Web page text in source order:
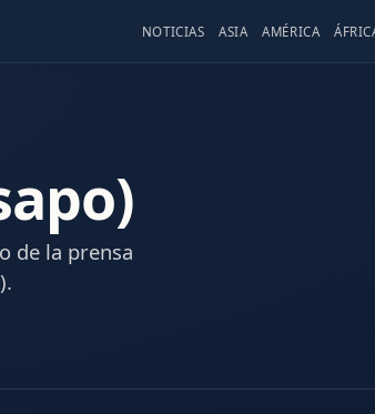
NOTICIAS ASIA AMÉRICA
de la prensa